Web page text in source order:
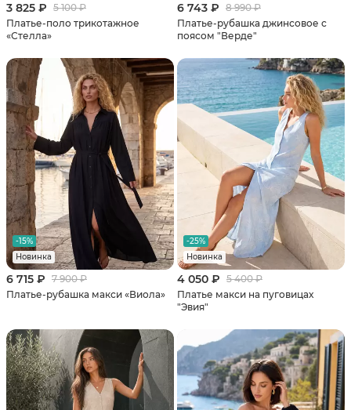
3 825 ₽ 5 100 ₽
Платье-поло трикотажное
«Стелла»
6 743 ₽ 8 990 ₽
Платье-рубашка джинсовое с
поясом "Верде"
-15%
Новинка
6 715 ₽ 7 900 ₽
Платье-рубашка макси «Виола»
-25%
Новинка
4 050 ₽ 5 400 ₽
Платье макси на пуговицах
"Эвия"